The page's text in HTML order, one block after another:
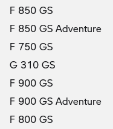
F 850 GS
F 850 GS Adventure
F 750 GS
G 310 GS
F 900 GS
F 900 GS Adventure
F 800 GS